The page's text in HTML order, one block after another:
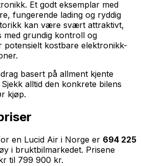
Et godt eksemplar med
fungerende lading og ryddig
kan være svært attraktivt,
med grundig kontroll og
potensielt kostbare elektronikk-
basert på allment kjente
alltid den konkrete bilens
kjøp.
en Lucid Air i Norge er 694 225
i bruktbilmarkedet. Prisene
til 799 900 kr.